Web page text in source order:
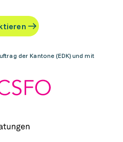
der Kantone (EDK) und mit